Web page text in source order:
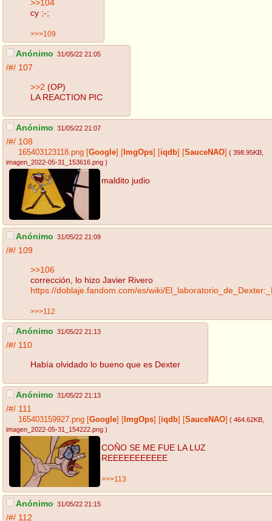
>>104
cy ;-;
>>>109
Anónimo 31/05/22 21:05
/#/ 107
>>2 (OP)
LA REACTION PIC
Anónimo 31/05/22 21:07
/#/ 108
165403123118.png Google ImgOps iqdb SauceNAO ( 398.95KB
imagen_2022-05-31_153616.png )
maldito judio
Anónimo 31/05/22 21:09
/#/ 109
>>106
corrección, lo hizo Javier Rivero
https://doblaje.fandom.com/es/wiki/
>>>112
Anónimo 31/05/22 21:13
/#/ 110
Había olvidado lo bueno que es Dexter
Anónimo 31/05/22 21:13
/#/ 111
165403159927.png Google ImgOps iqdb SauceNAO ( 464.62KB
imagen_2022-05-31_154222.png )
COÑO SE ME FUE LA LUZ
REEEEEEEEEEE
>>>113
Anónimo 31/05/22 21:15
/#/ 112